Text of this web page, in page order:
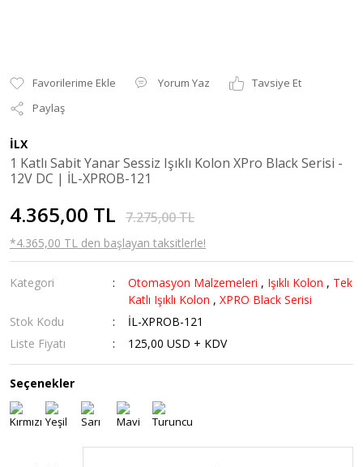
Yorum Yaz
Tavsiye Et
Paylaş
İLX
1 Katlı Sabit Yanar Sessiz Işıklı Kolon XPro Black Serisi -
12V DC | İL-XPROB-121
4.365,00 TL 7.275,00 TL
*4.365,00 TL den başlayan taksitlerle!
Kategori Otomasyon Malzemeleri , Işıklı Kolon , Tek
Katlı Işıklı Kolon ,XPRO Black Serisi
Stok Kodu
İL-XPROB-121
Liste Fiyatı
125,00 USD + KDV
Seçenekler